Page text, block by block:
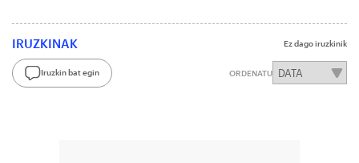
IRUZKINAK Ez dago iruzkinik
Iruzkin bat egin ORDENATU